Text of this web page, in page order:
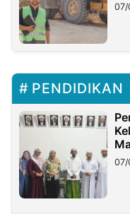
07/
PENDIDIKAN
07/